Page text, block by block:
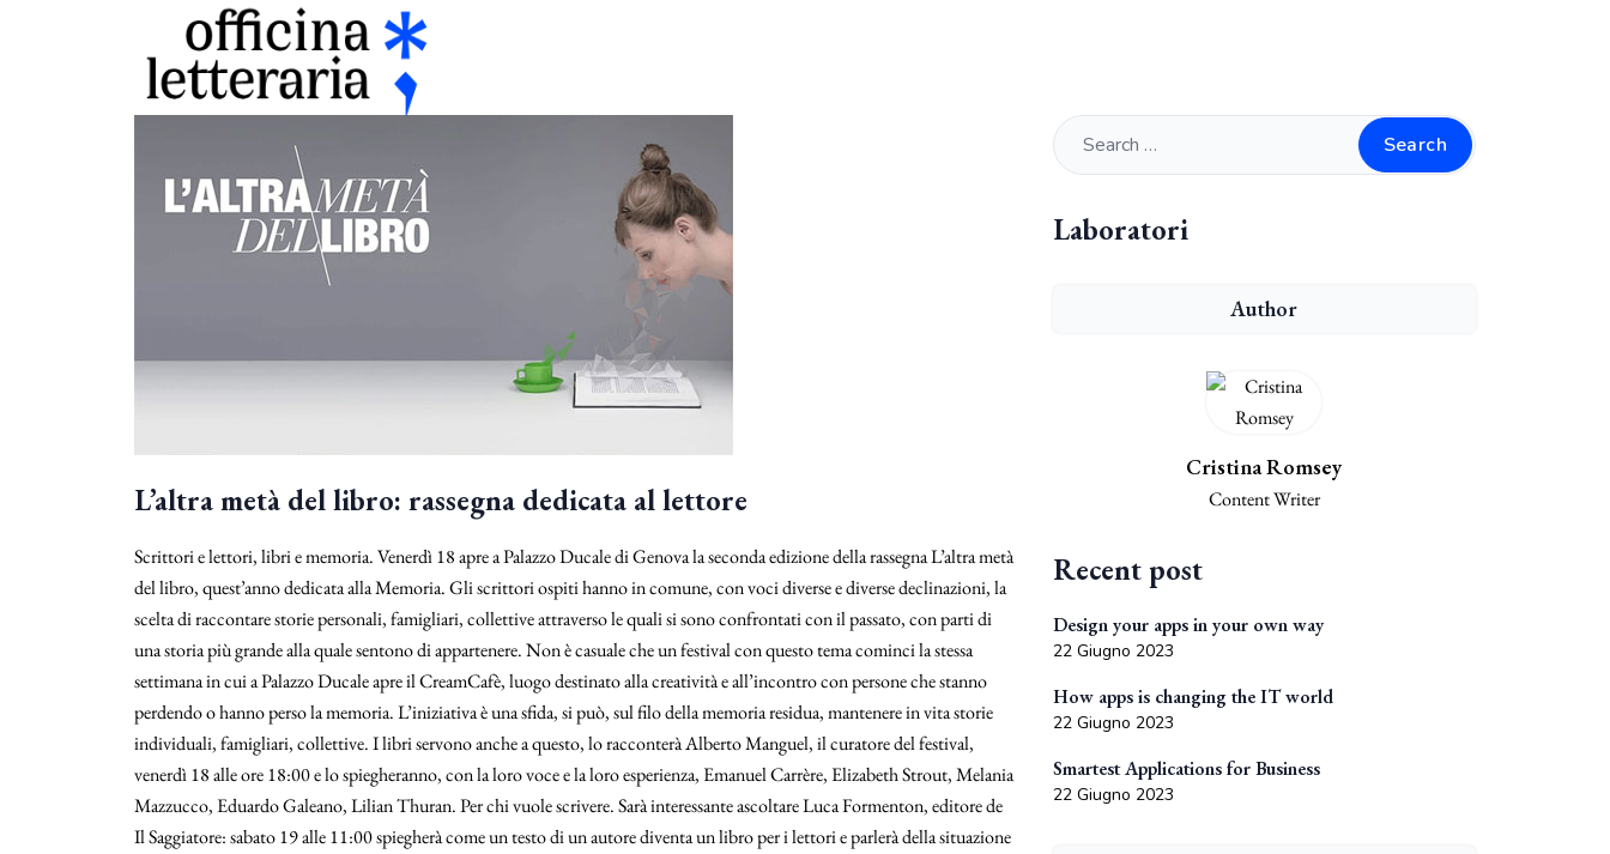
L’altra metà del libro: rassegna dedicata al lettore
Scrittori e lettori, libri e memoria. Venerdì 18 apre a Palazzo Ducale di Genova la seconda edizione della rassegna L’altra metà
del libro, quest’anno dedicata alla Memoria. Gli scrittori ospiti hanno in comune, con voci diverse e diverse declinazioni, la
scelta di raccontare storie personali, famigliari, collettive attraverso le quali si sono confrontati con il passato, con parti di
una storia più grande alla quale sentono di appartenere. Non è casuale che un festival con questo tema cominci la stessa
settimana in cui a Palazzo Ducale apre il CreamCafè, luogo destinato alla creatività e all’incontro con persone che stanno
perdendo o hanno perso la memoria. L’iniziativa è una sfida, si può, sul filo della memoria residua, mantenere in vita storie
individuali, famigliari, collettive. I libri servono anche a questo, lo racconterà Alberto Manguel, il curatore del festival,
venerdì 18 alle ore 18:00 e lo spiegheranno, con la loro voce e la loro esperienza, Emanuel Carrère, Elizabeth Strout, Melania
Mazzucco, Eduardo Galeano, Lilian Thuran. Per chi vuole scrivere. Sarà interessante ascoltare Luca Formenton, editore de
Il Saggiatore: sabato 19 alle 11:00 spiegherà come un testo di un autore diventa un libro per i lettori e parlerà della situazione
Search
Laboratori
Author
Cristina Romsey
Content Writer
Recent post
Design your apps in your own way
22 Giugno 2023
How apps is changing the IT world
22 Giugno 2023
Smartest Applications for Business
22 Giugno 2023